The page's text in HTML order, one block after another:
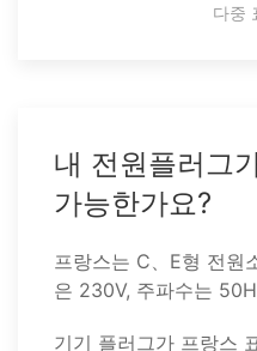
다중
내 전원플러그
가능한가요?
프랑스는 C、E형 전원
은 230V, 주파수는
기기 플러그가 프랑스